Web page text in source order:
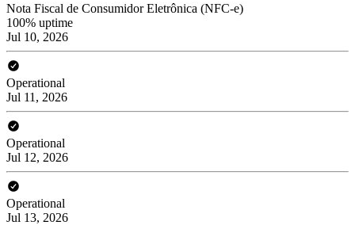
Nota Fiscal de Consumidor Eletrônica (NFC-e)
100% uptime
Jul 10, 2026
Operational
Jul 11, 2026
Operational
Jul 12, 2026
Operational
Jul 13, 2026